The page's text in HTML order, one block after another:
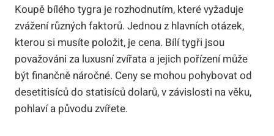
Koupě bílého⁤ tygra⁢ je rozhodnutím, které vyžaduje
zvážení ‍různých faktorů. Jednou z hlavních otázek,
kterou si musíte položit, je cena. Bílí tygři jsou
považováni za luxusní zvířata a‌ jejich pořízení může
být finančně náročné. Ceny se mohou pohybovat od‌
desetitisíců do statisíců dolarů, v závislosti na věku,⁤
pohlaví a ‍původu ‌zvířete.